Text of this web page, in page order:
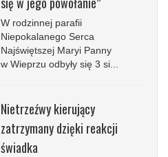
W rodzinnej parafii
Niepokalanego Serca
Najświętszej Maryi Panny
w Wieprzu odbyły się 3 si...
Nietrzeźwy kierujący
zatrzymany dzięki reakcji
świadka